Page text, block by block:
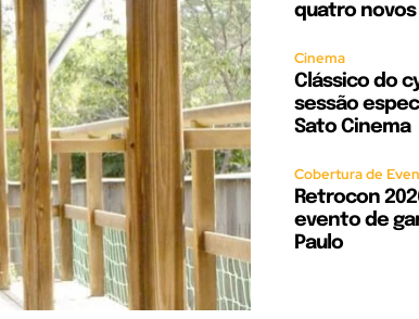
quatro novos
Cinema
Clássico do
sessão
Sato Cinema
Cobertura de
Retrocon
evento de
Paulo